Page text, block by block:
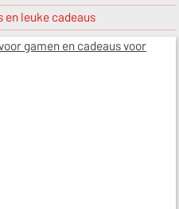
en leuke cadeaus
gamen en cadeaus voor